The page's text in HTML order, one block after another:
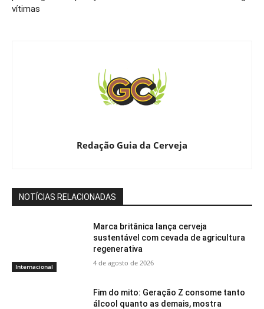
vítimas
Redação Guia da Cerveja
NOTÍCIAS RELACIONADAS
Internacional
Marca britânica lança cerveja
sustentável com cevada de agricultura
regenerativa
4 de agosto de 2026
Fim do mito: Geração Z consome tanto
álcool quanto as demais, mostra